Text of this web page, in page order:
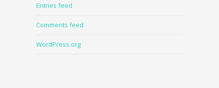
Entries feed
Comments feed
WordPress.org